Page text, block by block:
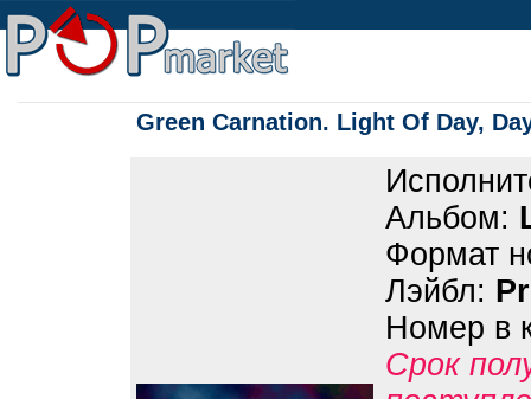
Green Carnation. Light Of Day,
Альбом:
Формат
Лэйбл:
Номер в
Срок